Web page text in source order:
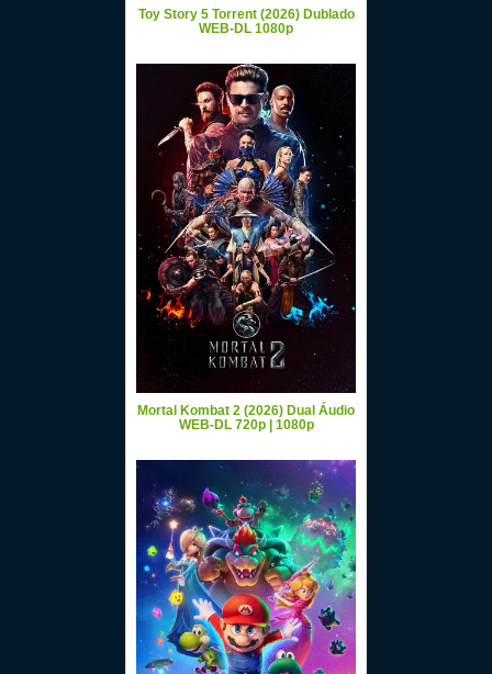
Toy Story 5 Torrent (2026) Dublado
WEB-DL 1080p
Mortal Kombat 2 (2026) Dual Áudio
WEB-DL 720p | 1080p